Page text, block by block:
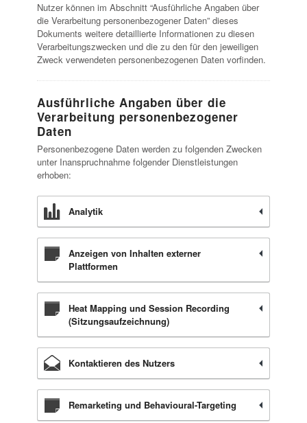
Nutzer können im Abschnitt “Ausführliche Angaben über
die Verarbeitung personenbezogener Daten” dieses
Dokuments weitere detaillierte Informationen zu diesen
Verarbeitungszwecken und die zu den für den jeweiligen
Zweck verwendeten personenbezogenen Daten vorfinden.
Ausführliche Angaben über die
Verarbeitung personenbezogener
Daten
Personenbezogene Daten werden zu folgenden Zwecken
unter Inanspruchnahme folgender Dienstleistungen
erhoben:
Analytik
Anzeigen von Inhalten externer
Plattformen
Heat Mapping und Session Recording
(Sitzungsaufzeichnung)
Kontaktieren des Nutzers
Remarketing und Behavioural-Targeting